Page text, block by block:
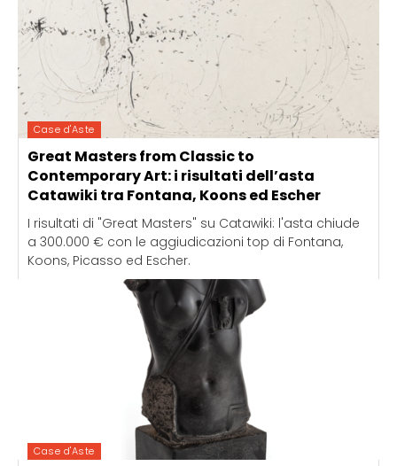
Case d'Aste
Great Masters from Classic to
Contemporary Art: i risultati dell’asta
Catawiki tra Fontana, Koons ed Escher
I risultati di "Great Masters" su Catawiki: l'asta chiude
a 300.000 € con le aggiudicazioni top di Fontana,
Koons, Picasso ed Escher.
Case d'Aste